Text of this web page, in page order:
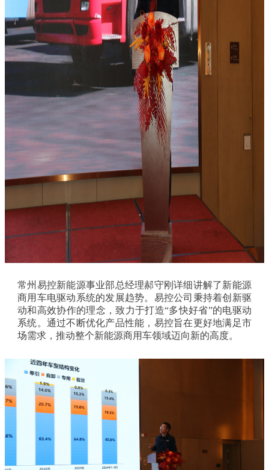
常州易控新能源事业部总经理郝守刚详细讲解了新能源
商用车电驱动系统的发展趋势。易控公司秉持着创新驱
动和高效协作的理念，致力于打造“多快好省”的电驱动
系统。通过不断优化产品性能，易控旨在更好地满足市
场需求，推动整个新能源商用车领域迈向新的高度。